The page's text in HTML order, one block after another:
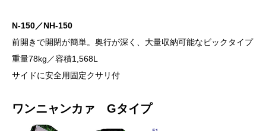
N-150／NH-150
前開きで開閉が簡単。奥行が深く、大量収納可能なビックタイプ
重量78kg／容積1,568L
サイドに安全用固定クサリ付
ワンニャンカァ Gタイプ